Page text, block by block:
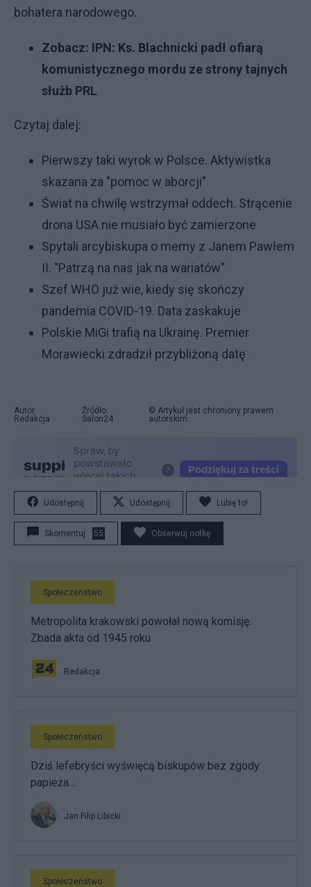
bohatera narodowego.
Zobacz: IPN: Ks. Blachnicki padł ofiarą
komunistycznego mordu ze strony tajnych
służb PRL
Czytaj dalej:
Pierwszy taki wyrok w Polsce. Aktywistka
skazana za "pomoc w aborcji"
Świat na chwilę wstrzymał oddech. Strącenie
drona USA nie musiało być zamierzone
Spytali arcybiskupa o memy z Janem Pawłem
II. "Patrzą na nas jak na wariatów"
Szef WHO już wie, kiedy się skończy
pandemia COVID-19. Data zaskakuje
Polskie MiGi trafią na Ukrainę. Premier
Morawiecki zdradził przybliżoną datę
Autor:
Redakcja
Źródło:
Salon24
© Artykuł jest chroniony prawem
autorskim.
Udostępnij Udostępnij Lubię to!
Skomentuj 55 Obserwuj notkę
Społeczeństwo
Metropolita krakowski powołał nową komisję.
Zbada akta od 1945 roku
Redakcja
Społeczeństwo
Dziś lefebryści wyświęcą biskupów bez zgody
papieża...
Jan Filip Libicki
Społeczeństwo